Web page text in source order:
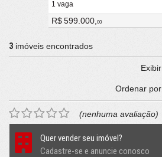
1 vaga
R$ 599.000,00
3 imóveis encontrados
Exibir
Ordenar por
(nenhuma avaliação)
Quer vender seu imóvel?
Cadastre-se e anuncie conosco